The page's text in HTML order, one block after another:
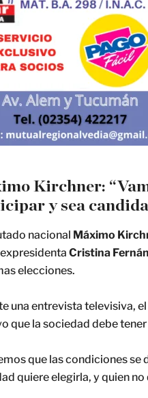
Kirchner:
y sea
nacional Máximo
Cristina
elecciones.
una entrevista televisiva,
que la sociedad debe
que las condiciones se
quiere elegirla, y quien